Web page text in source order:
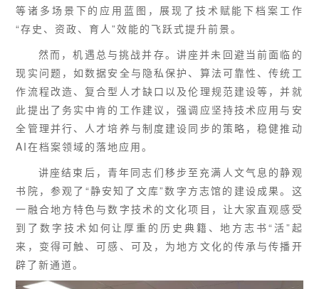
等诸多场景下的应用蓝图，展现了技术赋能下档案工作
“存史、资政、育人”效能的飞跃式提升前景。
然而，机遇总与挑战并存。讲座并未回避当前面临的
现实问题，如数据安全与隐私保护、算法可靠性、传统工
作流程改造、复合型人才缺口以及伦理规范建设等，并就
此提出了务实中肯的工作建议，强调应坚持技术应用与安
全管理并行、人才培养与制度建设同步的策略，稳健推动
AI在档案领域的落地应用。
讲座结束后，青年同志们移步至充满人文气息的静观
书院，参观了“静安知了文库”数字方志馆的建设成果。这
一融合地方特色与数字技术的文化项目，让大家直观感受
到了数字技术如何让厚重的历史典籍、地方志书“活”起
来，变得可触、可感、可及，为地方文化的传承与传播开
辟了新通道。